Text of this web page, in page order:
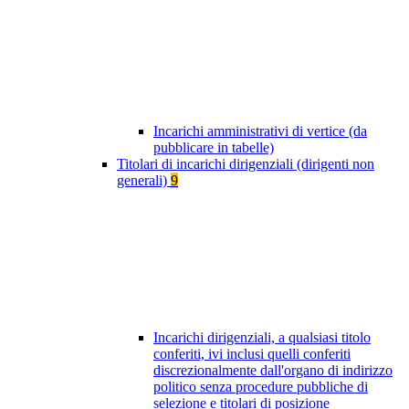
Incarichi amministrativi di vertice (da
pubblicare in tabelle)
Titolari di incarichi dirigenziali (dirigenti non
generali) 9
Incarichi dirigenziali, a qualsiasi titolo
conferiti, ivi inclusi quelli conferiti
discrezionalmente dall'organo di indirizzo
politico senza procedure pubbliche di
selezione e titolari di posizione